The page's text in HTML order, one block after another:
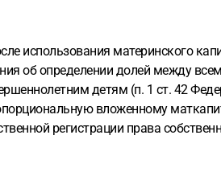
использования материнского
об определении долей между
детям (п. 1 ст. 42
вложенному
регистрации права